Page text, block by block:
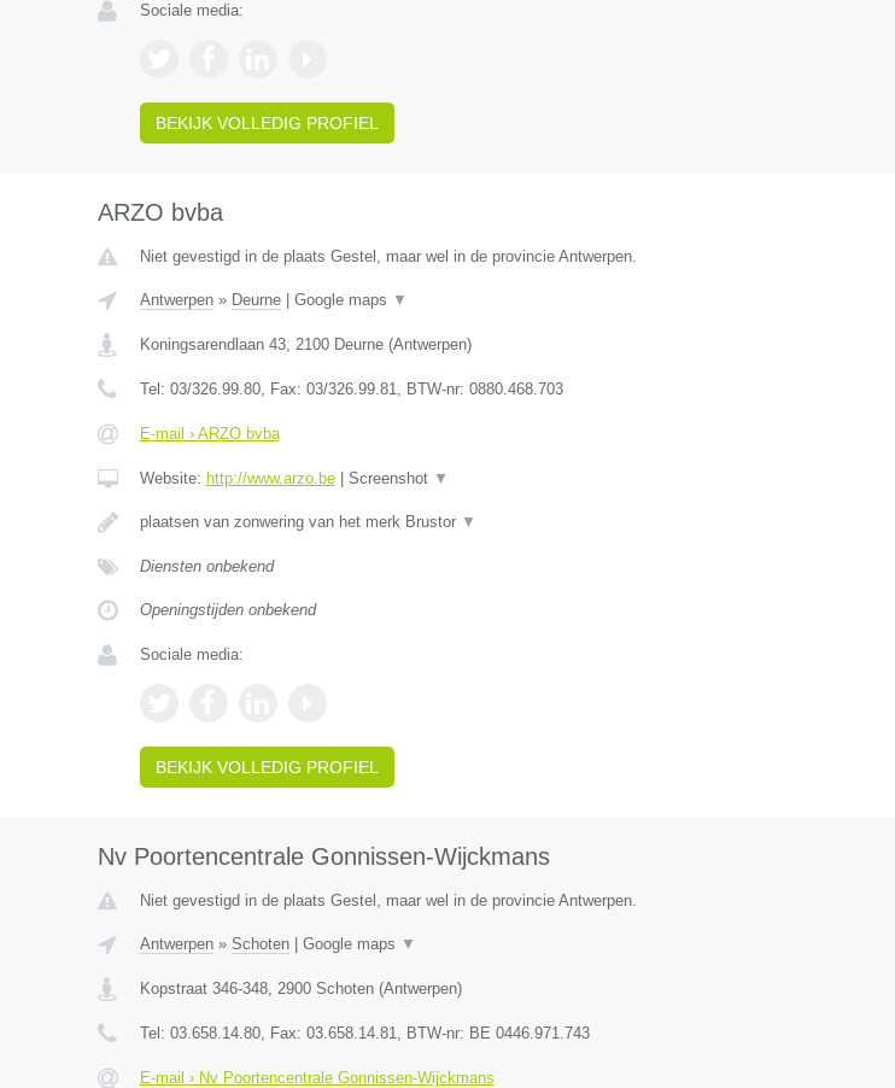
Sociale media:
BEKIJK VOLLEDIG PROFIEL
ARZO bvba
Niet gevestigd in de plaats Gestel, maar wel in de provincie Antwerpen.
Antwerpen» Deurne| Google maps ▼
Koningsarendlaan 43, 2100 Deurne(Antwerpen)
Tel: 03/326.99.80, Fax: 03/326.99.81, BTW-nr: 0880.468.703
E-mail › ARZO bvba
Website: http://www.arzo.be| Screenshot ▼
plaatsen van zonwering van het merk Brustor ▼
Diensten onbekend
Openingstijden onbekend
Sociale media:
BEKIJK VOLLEDIG PROFIEL
Nv Poortencentrale Gonnissen-Wijckmans
Niet gevestigd in de plaats Gestel, maar wel in de provincie Antwerpen.
Antwerpen» Schoten| Google maps ▼
Kopstraat 346-348, 2900 Schoten(Antwerpen)
Tel: 03.658.14.80, Fax: 03.658.14.81, BTW-nr: BE 0446.971.743
E-mail › Nv Poortencentrale Gonnissen-Wijckmans